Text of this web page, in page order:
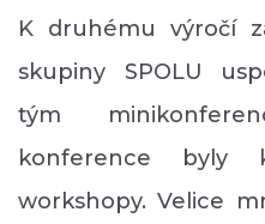
K druhému výročí
skupiny SPOLU
tým
konference byly
workshopy. Velice